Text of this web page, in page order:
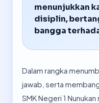
menunjukkan
disiplin,
bangga
Dalam rangka
jawab, serta
SMK Negeri 1